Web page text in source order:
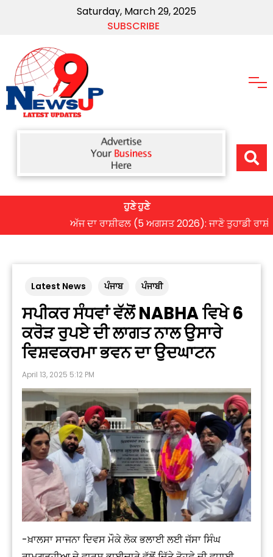
Saturday, March 29, 2025
SUBSCRIBE
ਹੁਣੇ ਹੁਣੇ
ਅੱਜ ਦਾ ਰਾਸ਼ੀਫਲ (5 ਅਗਸਤ 2026): ਜਾਣੋ ਤੁਹਾਡੀ ਰਾਸ਼ੀ ‘ਤੇ
Latest News ਪੰਜਾਬ ਪੰਜਾਬੀ
ਸਪੀਕਰ ਸੰਧਵਾਂ ਵੱਲੋਂ NABHA ਵਿਖੇ 6
ਕਰੋੜ ਰੁਪਏ ਦੀ ਲਾਗਤ ਨਾਲ ਉਸਾਰੇ
ਵਿਸ਼ਵਕਰਮਾ ਭਵਨ ਦਾ ਉਦਘਾਟਨ
April 13, 2025 5:12 PM
-ਖ਼ਾਲਸਾ ਸਾਜਨਾ ਦਿਵਸ ਮੌਕੇ ਲੋਕ ਭਲਾਈ ਲਈ ਜੱਸਾ ਸਿੰਘ